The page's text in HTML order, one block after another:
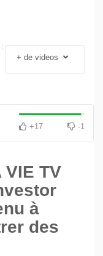
industriel
+ de videos
+17 -1
VIE TV
à
des